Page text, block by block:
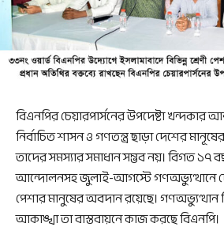
বিএনপির চেয়ারপার্সনের উপদেষ্টা খন্দকার
নির্বাচিত শাসন ও গণতন্ত্র ছাড়া দেশের
তাদের সমস্যার সমাধান সম্ভব নয়। বিগত ১৭
আন্দোলনসহ জুলাই-আগস্টে গণঅভ্যুত্থানে
পেশার মানুষের অবদান রয়েছে। গণঅভ্যুত্থান
আকাঙ্খা তা বাস্তবায়নে কাজ করছে বিএনপি।